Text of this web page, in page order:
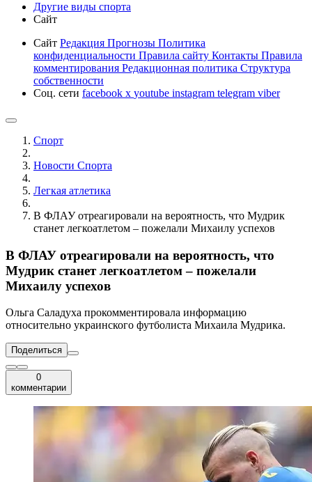
Другие виды спорта
Сайт
Сайт Редакция Прогнозы Политика
конфиденциальности Правила сайту Контакты Правила
комментирования Редакционная политика Структура
собственности
Соц. сети facebook x youtube instagram telegram viber
Спорт
Новости Cпорта
Легкая атлетика
В ФЛАУ отреагировали на вероятность, что Мудрик
станет легкоатлетом – пожелали Михаилу успехов
В ФЛАУ отреагировали на вероятность, что
Мудрик станет легкоатлетом – пожелали
Михаилу успехов
Ольга Саладуха прокомментировала информацию
относительно украинского футболиста Михаила Мудрика.
Поделиться
0
комментарии